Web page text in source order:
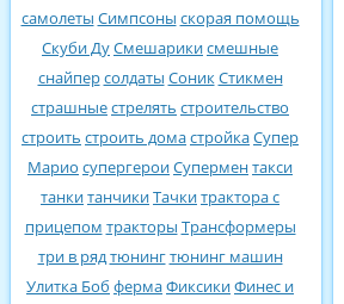
самолеты Симпсоны скорая помощь
Скуби ДуСмешарикисмешные
снайперсолдаты СоникСтикмен
страшныестрелять строительство
строить строить домастройкаСупер
Марио супергероиСуперментакси
танкитанчикиТачкитрактора с
прицепом тракторы Трансформеры
три в рядтюнингтюнинг машин
Улитка Боб фермаФиксикиФинес и